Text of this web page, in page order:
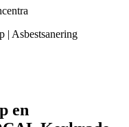
| Asbestsanering
en